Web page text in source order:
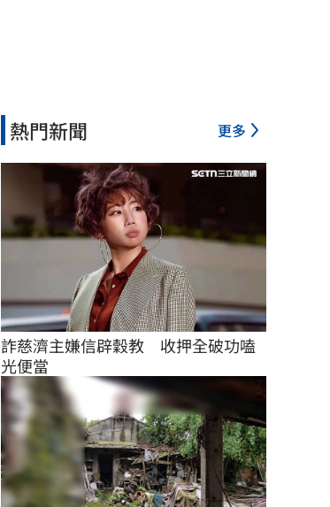
熱門新聞 更多
詐慈濟主嫌信辟穀教　收押全破功嗑
光便當